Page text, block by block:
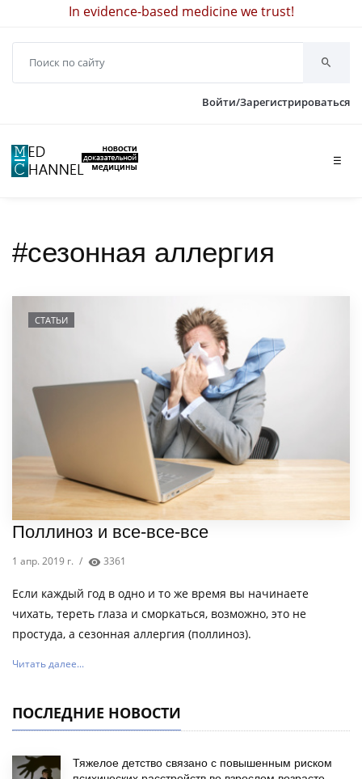
In evidence-based medicine we trust!
Войти/Зарегистрироваться
☰
#сезонная аллергия
СТАТЬИ
Поллиноз и все-все-все
1 апр. 2019 г. / 3361
Если каждый год в одно и то же время вы начинаете
чихать, тереть глаза и сморкаться, возможно, это не
простуда, а сезонная аллергия (поллиноз).
Читать далее...
ПОСЛЕДНИЕ НОВОСТИ
Тяжелое детство связано с повышенным риском